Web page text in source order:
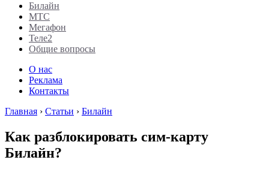
Билайн
МТС
Мегафон
Теле2
Общие вопросы
О нас
Реклама
Контакты
Главная › Статьи › Билайн
Как разблокировать сим-карту
Билайн?